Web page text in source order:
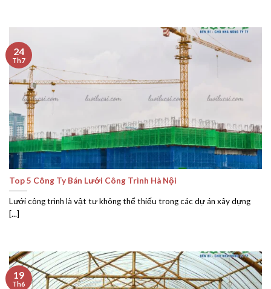
Top 5 Công Ty Bán Lưới Công Trình Hà Nội
Lưới công trình là vật tư không thể thiếu trong các dự án xây dựng
[...]
24
Th7
19
Th6